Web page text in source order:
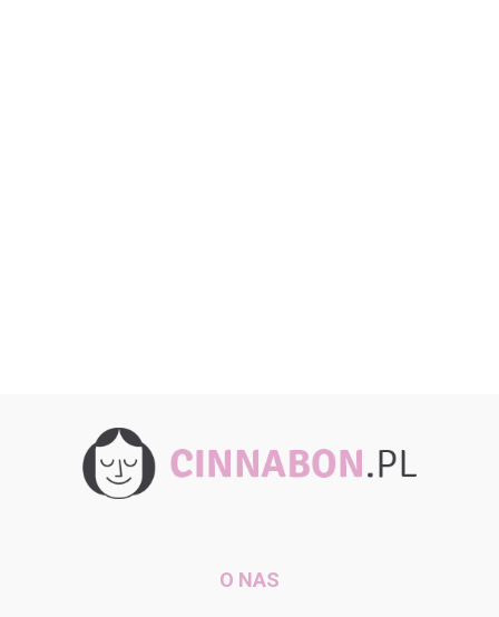
O NAS